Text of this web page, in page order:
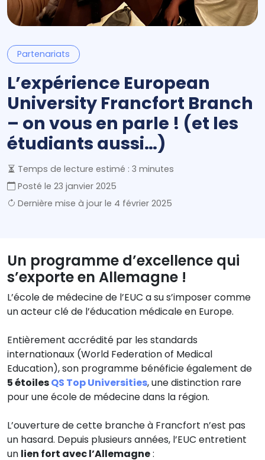
Partenariats
L’expérience European
University Francfort Branch
– on vous en parle ! (et les
étudiants aussi…)
Temps de lecture estimé : 3 minutes
Posté le 23 janvier 2025
Dernière mise à jour le 4 février 2025
Un programme d’excellence qui
s’exporte en Allemagne !
L’école de médecine de l’EUC a su s’imposer comme
un acteur clé de l’éducation médicale en Europe.
Entièrement accrédité par les standards
internationaux (World Federation of Medical
Education), son programme bénéficie également de
5 étoilesQS Top Universities, une distinction rare
pour une école de médecine dans la région.
L’ouverture de cette branche à Francfort n’est pas
un hasard. Depuis plusieurs années, l’EUC entretient
un lien fort avec l’Allemagne: